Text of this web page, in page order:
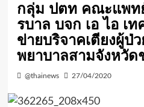
กลุ่ม ปตท คณะแพท
รบาล บจก เอ ไอ เ
ข่ายบริจาคเตียงผู้ป่
พยาบาลสามจังหวัด
@thainews 27/04/2020